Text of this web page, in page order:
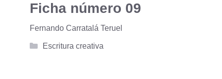
Ficha número 09
Fernando Carratalá Teruel
Categorías
Escritura creativa